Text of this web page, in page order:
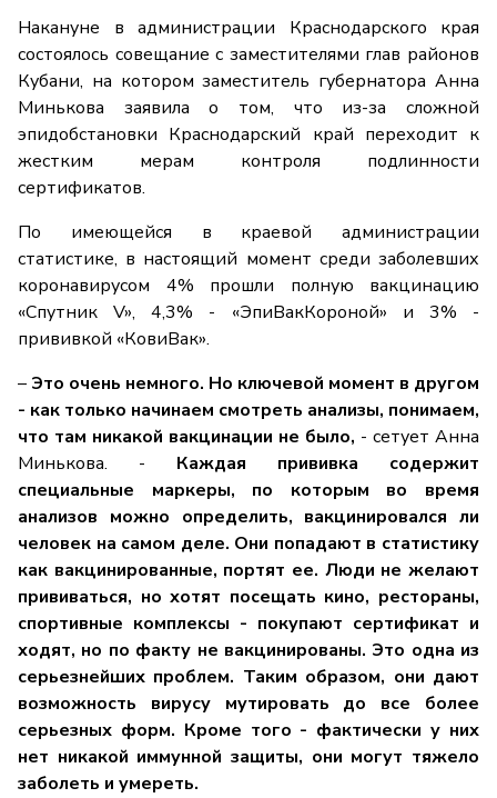
Накануне в администрации Краснодарского края
состоялось совещание с заместителями глав районов
Кубани, на котором заместитель губернатора Анна
Минькова заявила о том, что из-за сложной
эпидобстановки Краснодарский край переходит к
жестким мерам контроля подлинности
сертификатов.
По имеющейся в краевой администрации
статистике, в настоящий момент среди заболевших
коронавирусом 4% прошли полную вакцинацию
«Спутник V», 4,3% - «ЭпиВакКороной» и 3% -
прививкой «КовиВак».
– Это очень немного. Но ключевой момент в другом
- как только начинаем смотреть анализы, понимаем,
что там никакой вакцинации не было, - сетует Анна
Минькова. - Каждая прививка содержит
специальные маркеры, по которым во время
анализов можно определить, вакцинировался ли
человек на самом деле. Они попадают в статистику
как вакцинированные, портят ее. Люди не желают
прививаться, но хотят посещать кино, рестораны,
спортивные комплексы - покупают сертификат и
ходят, но по факту не вакцинированы. Это одна из
серьезнейших проблем. Таким образом, они дают
возможность вирусу мутировать до все более
серьезных форм. Кроме того - фактически у них
нет никакой иммунной защиты, они могут тяжело
заболеть и умереть.